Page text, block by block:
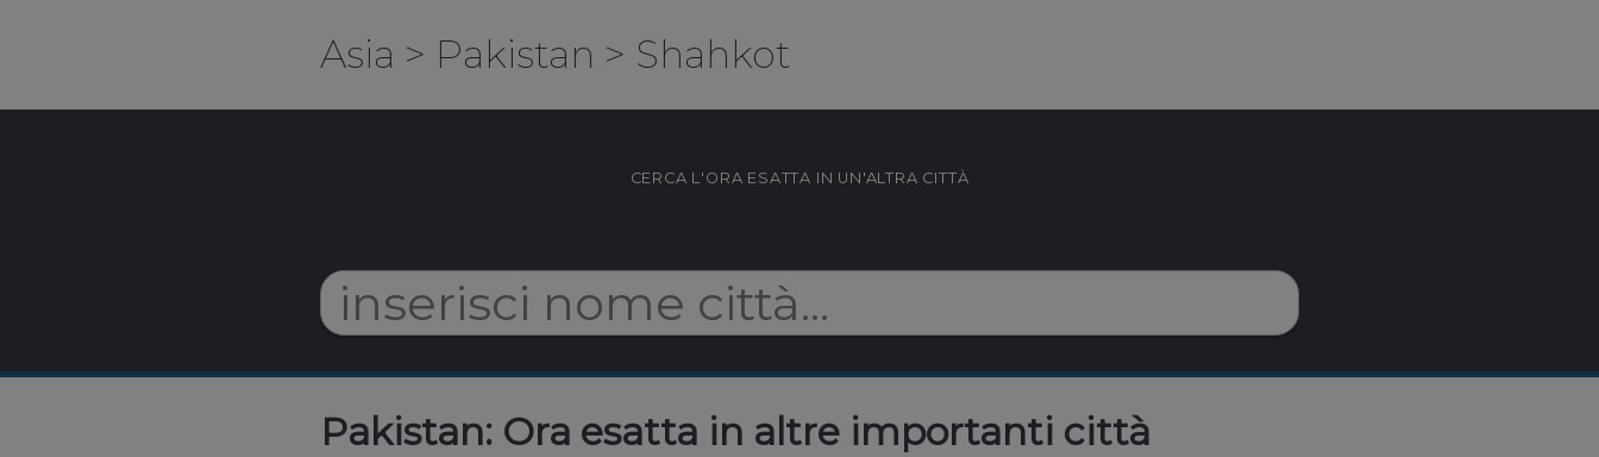
Asia > Pakistan > Shahkot
CERCA L'ORA ESATTA IN UN'ALTRA CITTÀ
Pakistan: Ora esatta in altre importanti città